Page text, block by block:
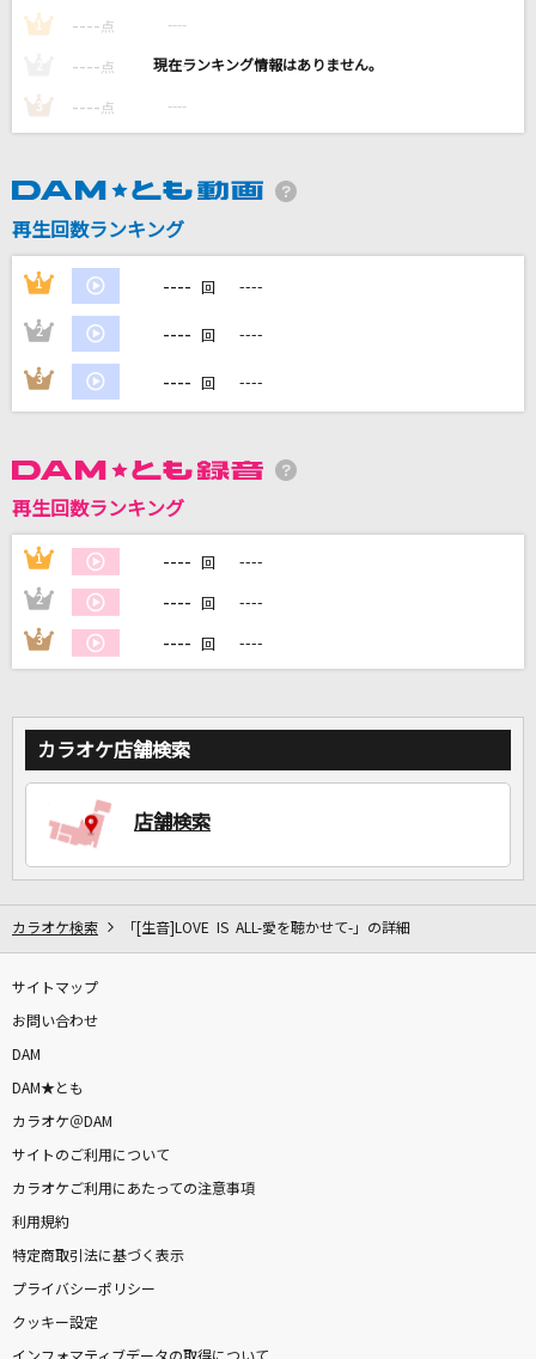
DAMの新曲・ランキングなど
カラオケ最新情報をチェック！
カラオケをもっと楽しもう！
自宅でカラオケ歌い放題！
1 ---- 点 ----
---- 点 ----
3 ---- 点 ----
再生回数ランキング
1 ---- 回 ----
2 ---- 回 ----
3 ---- 回 ----
再生回数ランキング
1 ---- 回 ----
2 ---- 回 ----
3 ---- 回 ----
カラオケ店舗検索
店舗検索
カラオケ検索 「[生音]LOVE IS ALL-愛を聴かせて-」の詳細
サイトマップ
お問い合わせ
DAM
DAM★とも
カラオケ＠DAM
サイトのご利用について
カラオケご利用にあたっての注意事項
利用規約
特定商取引法に基づく表示
プライバシーポリシー
クッキー設定